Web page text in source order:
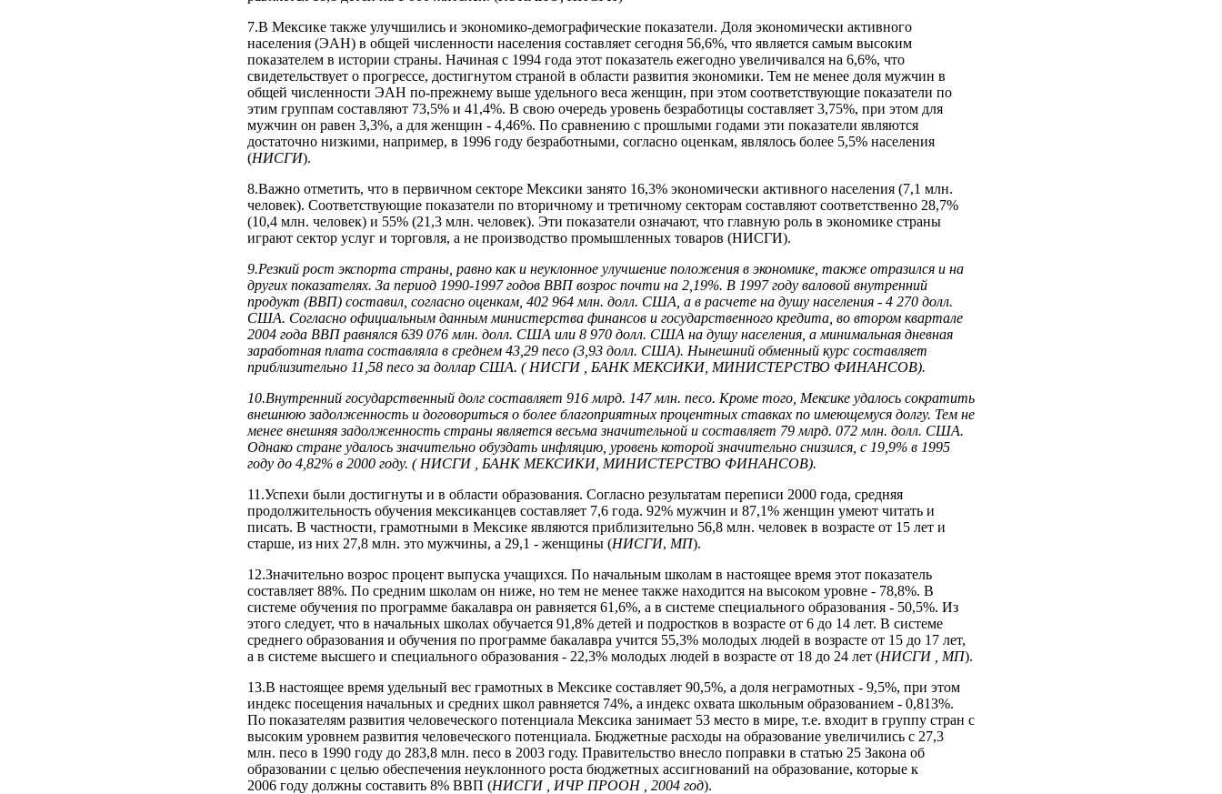
7.В Мексике также улучшились и экономико-демографические показатели. Доля экономически активного
населения (ЭАН) в общей численности населения составляет сегодня 56,6%, что является самым высоким
показателем в истории страны. Начиная с 1994 года этот показатель ежегодно увеличивался на 6,6%, что
свидетельствует о прогрессе, достигнутом страной в области развития экономики. Тем не менее доля мужчин в
общей численности ЭАН по‑прежнему выше удельного веса женщин, при этом соответствующие показатели по
этим группам составляют 73,5% и 41,4%. В свою очередь уровень безработицы составляет 3,75%, при этом для
мужчин он равен 3,3%, а для женщин - 4,46%. По сравнению с прошлыми годами эти показатели являются
достаточно низкими, например, в 1996 году безработными, согласно оценкам, являлось более 5,5% населения
(НИСГИ).
8.Важно отметить, что в первичном секторе Мексики занято 16,3% экономически активного населения (7,1 млн.
человек). Соответствующие показатели по вторичному и третичному секторам составляют соответственно 28,7%
(10,4 млн. человек) и 55% (21,3 млн. человек). Эти показатели означают, что главную роль в экономике страны
играют сектор услуг и торговля, а не производство промышленных товаров (НИСГИ).
9.Резкий рост экспорта страны, равно как и неуклонное улучшение положения в экономике, также отразился и на
других показателях. За период 1990-1997 годов ВВП возрос почти на 2,19%. В 1997 году валовой внутренний
продукт (ВВП) составил, согласно оценкам, 402 964 млн. долл. США, а в расчете на душу населения ‑ 4 270 долл.
США. Согласно официальным данным министерства финансов и государственного кредита, во втором квартале
2004 года ВВП равнялся 639 076 млн. долл. США или 8 970 долл. США на душу населения, а минимальная дневная
заработная плата составляла в среднем 43,29 песо (3,93 долл. США). Нынешний обменный курс составляет
приблизительно 11,58 песо за доллар США. ( НИСГИ , БАНК МЕКСИКИ, МИНИСТЕРСТВО ФИНАНСОВ).
10.Внутренний государственный долг составляет 916 млрд. 147 млн. песо. Кроме того, Мексике удалось сократить
внешнюю задолженность и договориться о более благоприятных процентных ставках по имеющемуся долгу. Тем не
менее внешняя задолженность страны является весьма значительной и составляет 79 млрд. 072 млн. долл. США.
Однако стране удалось значительно обуздать инфляцию, уровень которой значительно снизился, с 19,9% в 1995
году до 4,82% в 2000 году. ( НИСГИ , БАНК МЕКСИКИ, МИНИСТЕРСТВО ФИНАНСОВ).
11.Успехи были достигнуты и в области образования. Согласно результатам переписи 2000 года, средняя
продолжительность обучения мексиканцев составляет 7,6 года. 92% мужчин и 87,1% женщин умеют читать и
писать. В частности, грамотными в Мексике являются приблизительно 56,8 млн. человек в возрасте от 15 лет и
старше, из них 27,8 млн. это мужчины, а 29,1 - женщины (НИСГИ, МП).
12.Значительно возрос процент выпуска учащихся. По начальным школам в настоящее время этот показатель
составляет 88%. По средним школам он ниже, но тем не менее также находится на высоком уровне - 78,8%. В
системе обучения по программе бакалавра он равняется 61,6%, а в системе специального образования - 50,5%. Из
этого следует, что в начальных школах обучается 91,8% детей и подростков в возрасте от 6 до 14 лет. В системе
среднего образования и обучения по программе бакалавра учится 55,3% молодых людей в возрасте от 15 до 17 лет,
а в системе высшего и специального образования - 22,3% молодых людей в возрасте от 18 до 24 лет (НИСГИ , МП).
13.В настоящее время удельный вес грамотных в Мексике составляет 90,5%, а доля неграмотных - 9,5%, при этом
индекс посещения начальных и средних школ равняется 74%, а индекс охвата школьным образованием - 0,813%.
По показателям развития человеческого потенциала Мексика занимает 53 место в мире, т.е. входит в группу стран с
высоким уровнем развития человеческого потенциала. Бюджетные расходы на образование увеличились с 27,3
млн. песо в 1990 году до 283,8 млн. песо в 2003 году. Правительство внесло поправки в статью 25 Закона об
образовании с целью обеспечения неуклонного роста бюджетных ассигнований на образование, которые к
2006 году должны составить 8% ВВП (НИСГИ , ИЧР ПРООН , 2004 год).